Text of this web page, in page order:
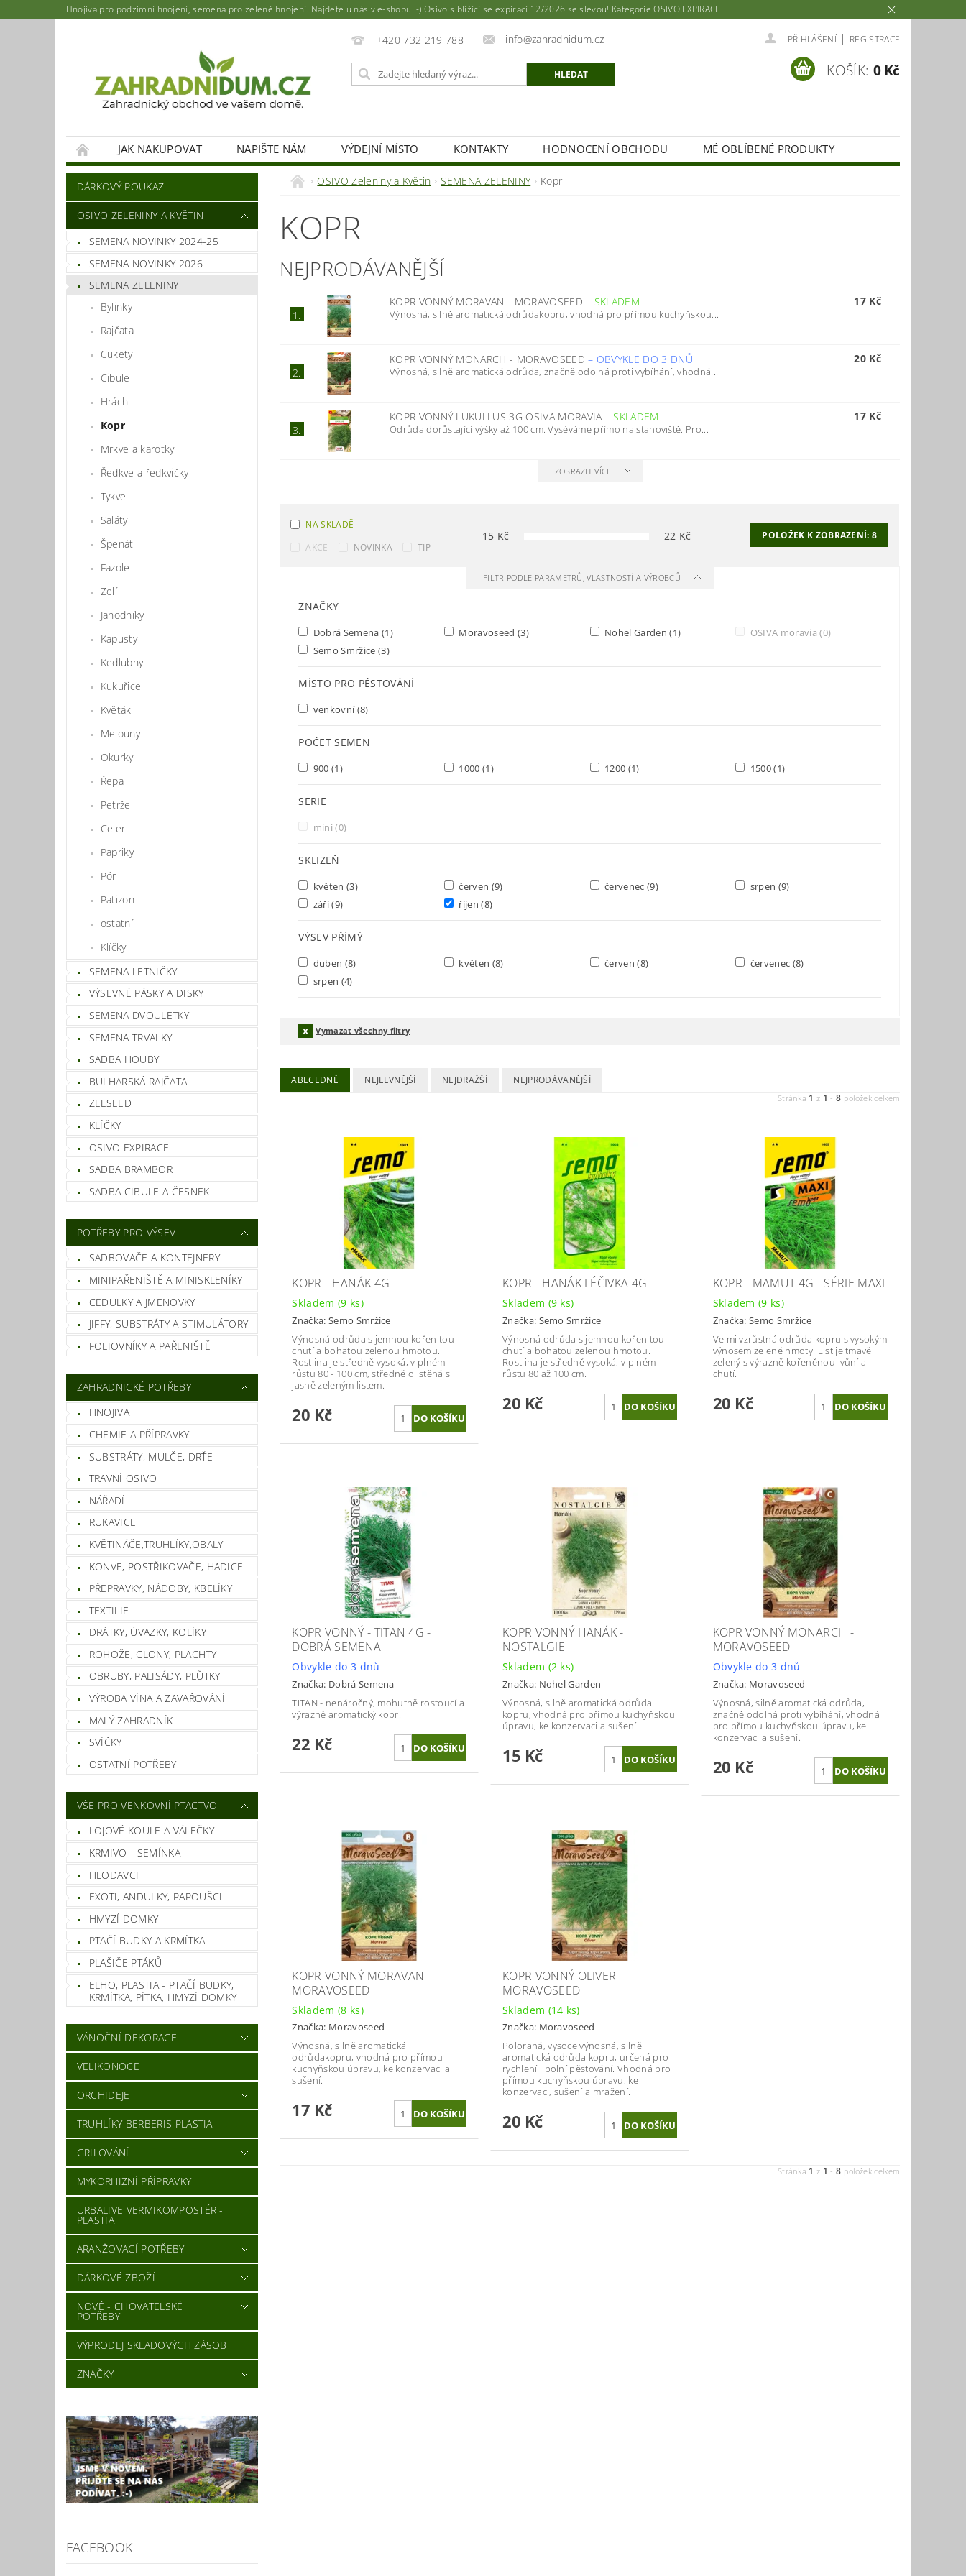
Hnojiva pro podzimní hnojení, semena pro zelené hnojení. Najdete u nás v e-shopu :-) Osivo s blížící se expirací 12/2026 se slevou! Kategorie OSIVO EXPIRACE.
+420 732 219 788 info@zahradnidum.cz PŘIHLÁŠENÍ | REGISTRACE
KOŠÍK: 0 Kč
JAK NAKUPOVAT NAPIŠTE NÁM VÝDEJNÍ MÍSTO KONTAKTY HODNOCENÍ OBCHODU MÉ OBLÍBENÉ PRODUKTY
DÁRKOVÝ POUKAZ
OSIVO ZELENINY A KVĚTIN
SEMENA NOVINKY 2024-25
SEMENA NOVINKY 2026
SEMENA ZELENINY
Bylinky
Rajčata
Cukety
Cibule
Hrách
Kopr
Mrkve a karotky
Ředkve a ředkvičky
Tykve
Saláty
Špenát
Fazole
Zelí
Jahodníky
Kapusty
Kedlubny
Kukuřice
Květák
Melouny
Okurky
Řepa
Petržel
Celer
Papriky
Pór
Patizon
ostatní
Klíčky
SEMENA LETNIČKY
VÝSEVNÉ PÁSKY A DISKY
SEMENA DVOULETKY
SEMENA TRVALKY
SADBA HOUBY
BULHARSKÁ RAJČATA
ZELSEED
KLÍČKY
OSIVO EXPIRACE
SADBA BRAMBOR
SADBA CIBULE A ČESNEK
POTŘEBY PRO VÝSEV
SADBOVAČE A KONTEJNERY
MINIPAŘENIŠTĚ A MINISKLENÍKY
CEDULKY A JMENOVKY
JIFFY, SUBSTRÁTY A STIMULÁTORY
FOLIOVNÍKY A PAŘENIŠTĚ
ZAHRADNICKÉ POTŘEBY
HNOJIVA
CHEMIE A PŘÍPRAVKY
SUBSTRÁTY, MULČE, DRŤE
TRAVNÍ OSIVO
NÁŘADÍ
RUKAVICE
KVĚTINÁČE,TRUHLÍKY,OBALY
KONVE, POSTŘIKOVAČE, HADICE
PŘEPRAVKY, NÁDOBY, KBELÍKY
TEXTILIE
DRÁTKY, ÚVAZKY, KOLÍKY
ROHOŽE, CLONY, PLACHTY
OBRUBY, PALISÁDY, PLŮTKY
VÝROBA VÍNA A ZAVAŘOVÁNÍ
MALÝ ZAHRADNÍK
SVÍČKY
OSTATNÍ POTŘEBY
VŠE PRO VENKOVNÍ PTACTVO
LOJOVÉ KOULE A VÁLEČKY
KRMIVO - SEMÍNKA
HLODAVCI
EXOTI, ANDULKY, PAPOUŠCI
HMYZÍ DOMKY
PTAČÍ BUDKY A KRMÍTKA
PLAŠIČE PTÁKŮ
ELHO, PLASTIA - PTAČÍ BUDKY,
KRMÍTKA, PÍTKA, HMYZÍ DOMKY
VÁNOČNÍ DEKORACE
VELIKONOCE
ORCHIDEJE
TRUHLÍKY BERBERIS PLASTIA
GRILOVÁNÍ
MYKORHIZNÍ PŘÍPRAVKY
URBALIVE VERMIKOMPOSTÉR -
PLASTIA
ARANŽOVACÍ POTŘEBY
DÁRKOVÉ ZBOŽÍ
NOVĚ - CHOVATELSKÉ
POTŘEBY
VÝPRODEJ SKLADOVÝCH ZÁSOB
ZNAČKY
FACEBOOK
OSIVO Zeleniny a Květin SEMENA ZELENINY Kopr
KOPR
NEJPRODÁVANĚJŠÍ
1.
KOPR VONNÝ MORAVAN - MORAVOSEED– SKLADEM
Výnosná, silně aromatická odrůdakopru, vhodná pro přímou kuchyňskou...
17 Kč
2.
KOPR VONNÝ MONARCH - MORAVOSEED– OBVYKLE DO 3 DNŮ
Výnosná, silně aromatická odrůda, značně odolná proti vybíhání, vhodná...
20 Kč
3.
KOPR VONNÝ LUKULLUS 3G OSIVA MORAVIA –SKLADEM
Odrůda dorůstající výšky až 100 cm. Vyséváme přímo na stanoviště. Pro...
17 Kč
ZOBRAZIT VÍCE
NA SKLADĚ
AKCE
NOVINKA TIP
15 Kč 22 Kč POLOŽEK K ZOBRAZENÍ:8
FILTR PODLE PARAMETRŮ, VLASTNOSTÍ A VÝROBCŮ
ZNAČKY
Dobrá Semena (1) Moravoseed (3) Nohel Garden(1) OSIVA moravia(0)
Semo Smržice (3)
MÍSTO PRO PĚSTOVÁNÍ
venkovní(8)
POČET SEMEN
900 (1) 1000 (1) 1200 (1) 1500(1)
SERIE
mini(0)
SKLIZEŇ
květen (3) červen (9) červenec (9) srpen (9)
září(9) říjen(8)
VÝSEV PŘÍMÝ
duben (8) květen (8) červen(8) červenec (8)
srpen (4)
Vymazat všechny filtry
ABECEDNĚ NEJLEVNĚJŠÍ NEJDRAŽŠÍ NEJPRODÁVANĚJŠÍ
Stránka 1 z 1 -8 položek celkem
KOPR - HANÁK 4G
Skladem (9 ks)
Značka: Semo Smržice
Výnosná odrůda s jemnou kořenitou
chutí a bohatou zelenou hmotou.
Rostlina je středně vysoká, v plném
růstu 80 - 100 cm, středně olistěná s
jasně zeleným listem.
20 Kč
KOPR - HANÁK LÉČIVKA 4G
Skladem (9 ks)
Značka: Semo Smržice
Výnosná odrůda s jemnou kořenitou
chutí a bohatou zelenou hmotou.
Rostlina je středně vysoká, v plném
růstu 80 až 100 cm.
20 Kč
KOPR - MAMUT 4G - SÉRIE MAXI
Skladem(9 ks)
Značka:Semo Smržice
Velmi vzrůstná odrůda kopru s vysokým
výnosem zelené hmoty. List je tmavě
zelený s výrazně kořeněnou vůní a
chutí.
20 Kč
KOPR VONNÝ - TITAN 4G -
DOBRÁ SEMENA
Obvykle do 3 dnů
Značka: Dobrá Semena
TITAN - nenáročný, mohutně rostoucí a
výrazně aromatický kopr.
22 Kč
KOPR VONNÝ HANÁK -
NOSTALGIE
Skladem (2 ks)
Značka: Nohel Garden
Výnosná, silně aromatická odrůda
kopru, vhodná pro přímou kuchyňskou
úpravu, ke konzervaci a sušení.
15 Kč
KOPR VONNÝ MONARCH -
MORAVOSEED
Obvykle do 3 dnů
Značka: Moravoseed
Výnosná, silně aromatická odrůda,
značně odolná proti vybíhání, vhodná
pro přímou kuchyňskou úpravu, ke
konzervaci a sušení.
20 Kč
KOPR VONNÝ MORAVAN -
MORAVOSEED
Skladem (8 ks)
Značka: Moravoseed
Výnosná, silně aromatická
odrůdakopru, vhodná pro přímou
kuchyňskou úpravu, ke konzervaci a
sušení.
17 Kč
KOPR VONNÝ OLIVER -
MORAVOSEED
Skladem (14 ks)
Značka: Moravoseed
Poloraná, vysoce výnosná, silně
aromatická odrůda kopru, určená pro
rychlení i polní pěstování. Vhodná pro
přímou kuchyňskou úpravu, ke
konzervaci, sušení a mražení.
20 Kč
Stránka 1 z 1 -8 položek celkem